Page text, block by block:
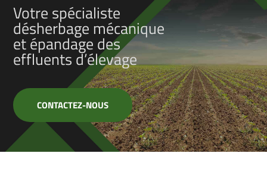
Votre spécialiste
désherbage mécanique
et épandage des
effluents d’élevage
CONTACTEZ-NOUS